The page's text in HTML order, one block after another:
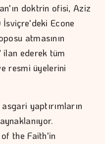
doktrin ofisi, Aziz
İsviçre'deki Econe
atmasının
ilan ederek tüm
resmi üyelerini
yaptırımların
the Faith'in